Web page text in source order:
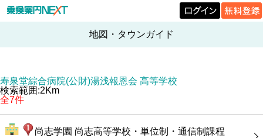
地図・タウンガイド
寿泉堂綜合病院(公財)湯浅報恩会 高等学校
検索範囲:2Km
全7件
尚志学園 尚志高等学校・単位制・通信制課程